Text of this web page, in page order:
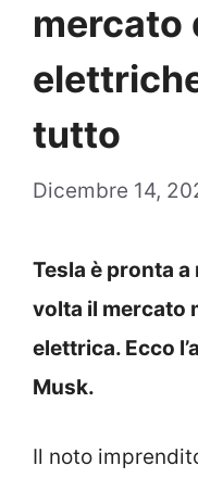
mercato
tutto
Dicembre 14,
Tesla è pronta
volta il mercato
elettrica. Ecco
Musk.
Il noto